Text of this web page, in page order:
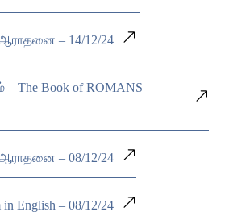
ஆராதனை – 14/12/24
The Book of ROMANS –
ஆராதனை – 08/12/24
in English – 08/12/24